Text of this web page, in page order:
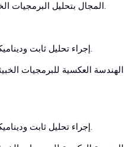
المجال بتحليل البرمجيات الخبيثة لفهم وظائفها وأصلها وتأثيرها.
إجراء تحليل ثابت وديناميكي لعينات البرمجيات الخبيثة.
الهندسة العكسية للبرمجيات
إجراء تحليل ثابت وديناميكي لعينات البرمجيات الخبيثة.